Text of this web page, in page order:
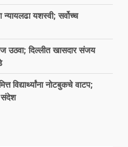
न्यायलढा यशस्वी; सर्वोच्च
उठवा; दिल्लीत खासदार संजय
विद्यार्थ्यांना नोटबुकचे वाटप;
संदेश